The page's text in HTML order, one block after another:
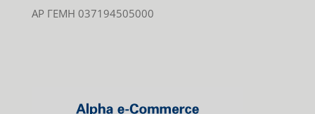
ΑΡ ΓΕΜΗ 037194505000